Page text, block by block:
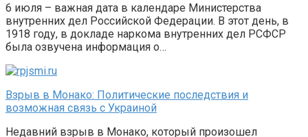
6 июля – важная дата в календаре Министерства
внутренних дел Российской Федерации. В этот день, в
1918 году, в докладе наркома внутренних дел РСФСР
была озвучена информация о…
Взрыв в Монако: Политические последствия и
возможная связь с Украиной
Недавний взрыв в Монако, который произошел